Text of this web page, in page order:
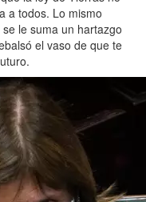
a todos. Lo mismo
le suma un hartazgo
el vaso de que te